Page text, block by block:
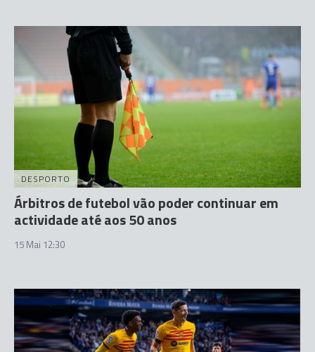
DESPORTO
Árbitros de futebol vão poder continuar em
actividade até aos 50 anos
15 Mai 12:30